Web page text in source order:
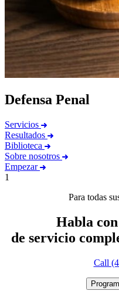
Defensa Penal
Servicios
Resultados
Biblioteca
Sobre nosotros
Empezar
1
Para todas
Habla
de servicio
Call